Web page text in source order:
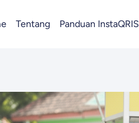
Tentang Panduan InstaQRIS